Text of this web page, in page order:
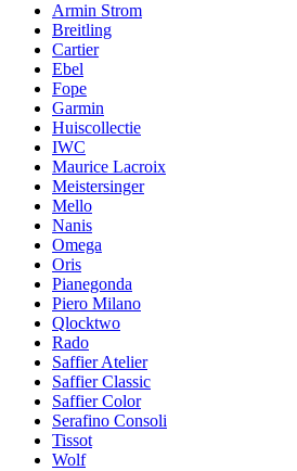
Armin Strom
Breitling
Cartier
Ebel
Fope
Garmin
Huiscollectie
IWC
Maurice Lacroix
Meistersinger
Mello
Nanis
Omega
Oris
Pianegonda
Piero Milano
Qlocktwo
Rado
Saffier Atelier
Saffier Classic
Saffier Color
Serafino Consoli
Tissot
Wolf